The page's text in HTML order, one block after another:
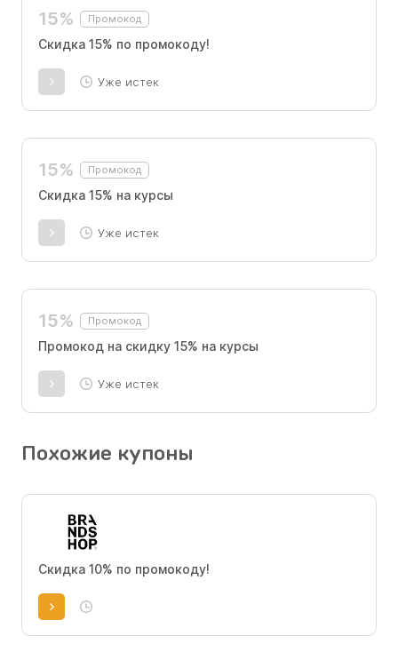
15% Промокод
Скидка 15% по промокоду!
Уже истек
15% Промокод
Скидка 15% на курсы
Уже истек
15% Промокод
Промокод на скидку 15% на курсы
Уже истек
Похожие купоны
Скидка 10% по промокоду!